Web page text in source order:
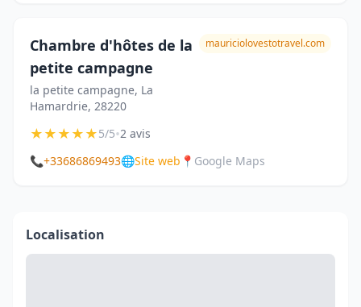
Chambre d'hôtes de la
petite campagne
la petite campagne, La
Hamardrie, 28220
mauriciolovestotravel.com
★★★★★5/5•2 avis
📞+33686869493🌐Site web 📍 Google Maps
Localisation